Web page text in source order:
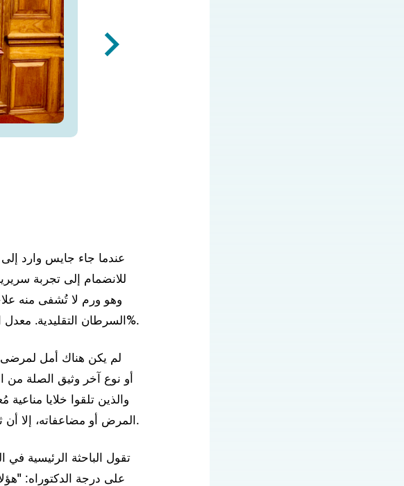
للانضمام إلى تجربة
السرطان التقليدية. معدل البقاء على قيد الحياة لمدة خمس سنوات لهذا المرض أقل من 1%.
لم يكن هناك أمل
والذين تلقوا خلايا
المرض أو مضاعفاته، إلا أن ثلاثة منهم استفادوا من فوائد سريرية كبيرة بفضل الخلايا المُعدّلة.
تقول الباحثة الرئيسية
على درجة الدكتوراه: